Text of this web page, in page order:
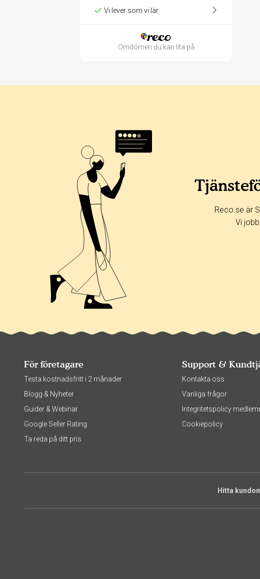
Vi lever som vi lär
Omdömen du kan lita på
365 dagar 90 dagar
30 dagar
Reco.se är
Vi
För företagare
Testa kostnadsfritt i 2 månader
Blogg & Nyheter
Guider & Webinar
Google Seller Rating
Ta reda på ditt pris
Support &
Kontakta oss
Vanliga frågor
Integritetspolicy
Cookiepolicy
Hitta